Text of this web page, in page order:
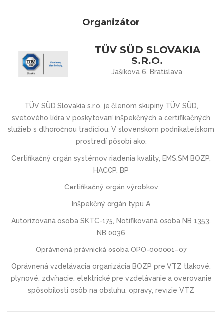
Organizátor
TÜV SÜD SLOVAKIA
S.R.O.
Jašíkova 6, Bratislava
TÜV SÜD Slovakia s.r.o. je členom skupiny TÜV SÜD,
svetového lídra v poskytovaní inšpekčných a certifikačných
služieb s dlhoročnou tradíciou. V slovenskom podnikateľskom
prostredí pôsobí ako:
Certifikačný orgán systémov riadenia kvality, EMS,SM BOZP,
HACCP, BP
Certifikačný orgán výrobkov
Inšpekčný orgán typu A
Autorizovaná osoba SKTC-175, Notifikovaná osoba NB 1353,
NB 0036
Oprávnená právnická osoba OPO-000001–07
Oprávnená vzdelávacia organizácia BOZP pre VTZ tlakové,
plynové, zdvíhacie, elektrické pre vzdelávanie a overovanie
spôsobilosti osôb na obsluhu, opravy, revízie VTZ